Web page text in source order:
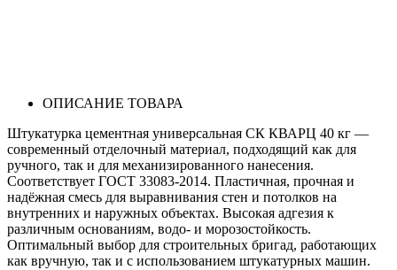
ОПИСАНИЕ ТОВАРА
Штукатурка цементная универсальная СК КВАРЦ 40 кг —
современный отделочный материал, подходящий как для
ручного, так и для механизированного нанесения.
Соответствует ГОСТ 33083-2014. Пластичная, прочная и
надёжная смесь для выравнивания стен и потолков на
внутренних и наружных объектах. Высокая адгезия к
различным основаниям, водо- и морозостойкость.
Оптимальный выбор для строительных бригад, работающих
как вручную, так и с использованием штукатурных машин.